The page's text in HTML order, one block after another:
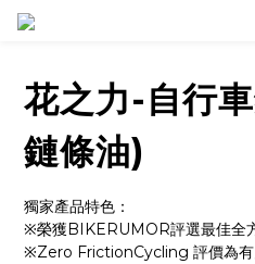
花之力-自行
鏈條油)
獨家產品特色：
※榮獲BIKERUMOR評選最佳全
※Zero FrictionCycling 評價為有